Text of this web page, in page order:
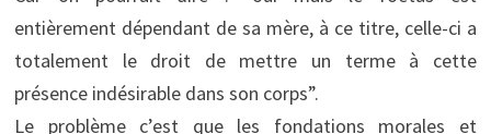
entièrement dépendant de sa mère, à ce titre, celle-ci a
totalement le droit de mettre un terme à cette
présence indésirable dans son corps”.
Le problème c’est que les fondations morales et